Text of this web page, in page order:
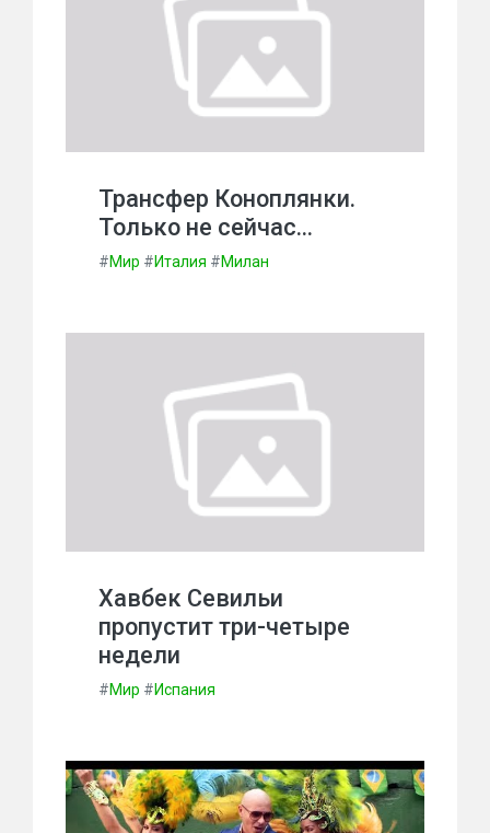
Трансфер Коноплянки.
Только не сейчас…
#Мир #Италия #Милан
Хавбек Севильи
пропустит три-четыре
недели
#Мир #Испания